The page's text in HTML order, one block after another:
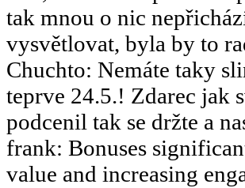
tak mnou o nic
vysvětlovat, byla by to
Chuchto: Nemáte taky
teprve 24.5.! Zdarec jak
podcenil tak se držte a
frank: Bonuses
value and increasing